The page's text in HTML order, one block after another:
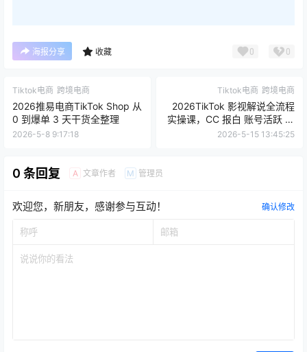
海报分享
2026推易电商TikTok Shop 从
0 到爆单 3 天干货全整理
2026-5-8 9:17:18
2026TikTok 影视解说全流程
实操课，CC 报白 账号活跃 视
频剪辑 爆款制作全攻略
2026-5-15 13:45:25
0 条回复